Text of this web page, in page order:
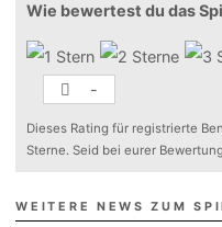
Wie bewertest du das
-
Dieses Rating für registrierte
Sterne. Seid bei eurer
WEITERE NEWS ZUM